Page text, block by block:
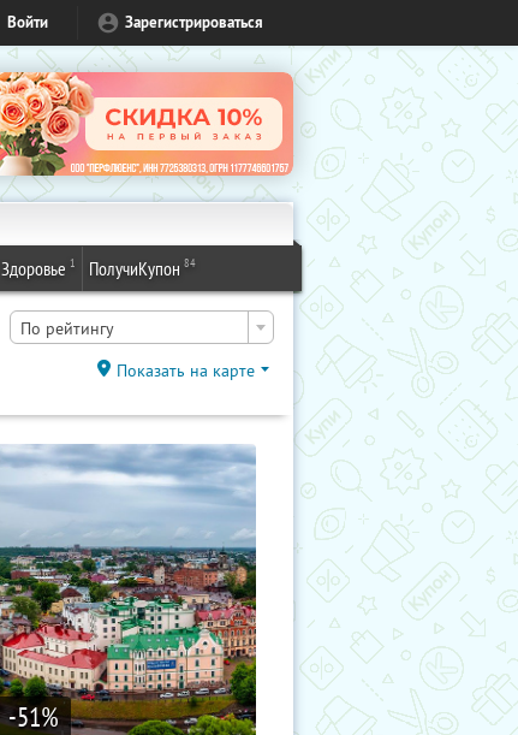
Войти Зарегистрироваться
Здоровье 1 ПолучиКупон 84
По рейтингу
Показать на карте
-51%